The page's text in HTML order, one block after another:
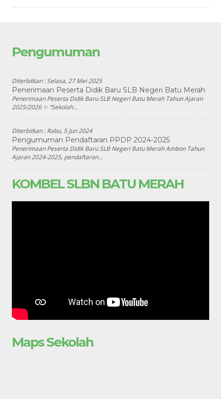
Pengumuman
Diterbitkan :Selasa, 27 Mei 2025
Penerimaan Peserta Didik Baru SLB Negeri Batu Merah
Penerimaan Peserta Didik Baru SLB Negeri Batu Merah Tahun Ajaran
2025/2026 ✨ “Sekolah...
Diterbitkan :Rabu, 5 Jun 2024
Pengumuman Pendaftaran PPDP 2024-2025
Penerimaan Peserta Didik Baru SLB Negeri Batu Merah Ambon Tahun
Ajaran 2024-2025, pendaftaran...
KOMBEL SLBN BATU MERAH
Maps Sekolah